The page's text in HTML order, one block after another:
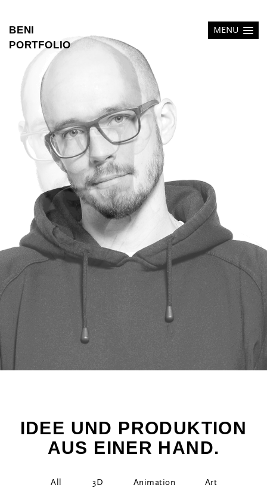
MENU
BENI
PORTFOLIO
IDEE UND PRODUKTION
AUS EINER HAND.
All 3D Animation Art